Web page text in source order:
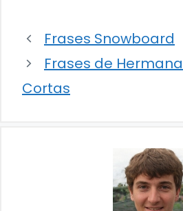
Frases Snowboard
Frases de
Cortas